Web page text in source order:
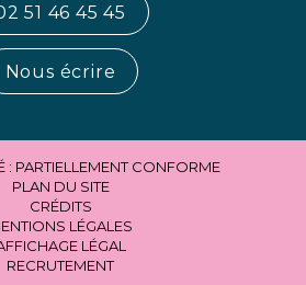
51 46 45 45
Nous écrire
: PARTIELLEMENT CONFORME
PLAN DU SITE
CRÉDITS
LÉGALES
LÉGAL
RECRUTEMENT